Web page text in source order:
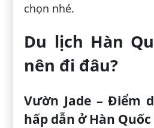
chọn nhé.
Du lịch Hàn
nên đi đâu?
Vườn Jade – Điểm
hấp dẫn ở Hàn Quốc